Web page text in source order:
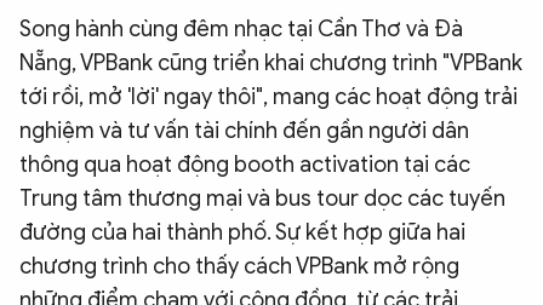
Song hành cùng đêm nhạc tại Cần Thơ và Đà
Nẵng, VPBank cũng triển khai chương trình "VPBank
tới rồi, mở 'lời' ngay thôi", mang các hoạt động trải
nghiệm và tư vấn tài chính đến gần người dân
thông qua hoạt động booth activation tại các
Trung tâm thương mại và bus tour dọc các tuyến
đường của hai thành phố. Sự kết hợp giữa hai
chương trình cho thấy cách VPBank mở rộng